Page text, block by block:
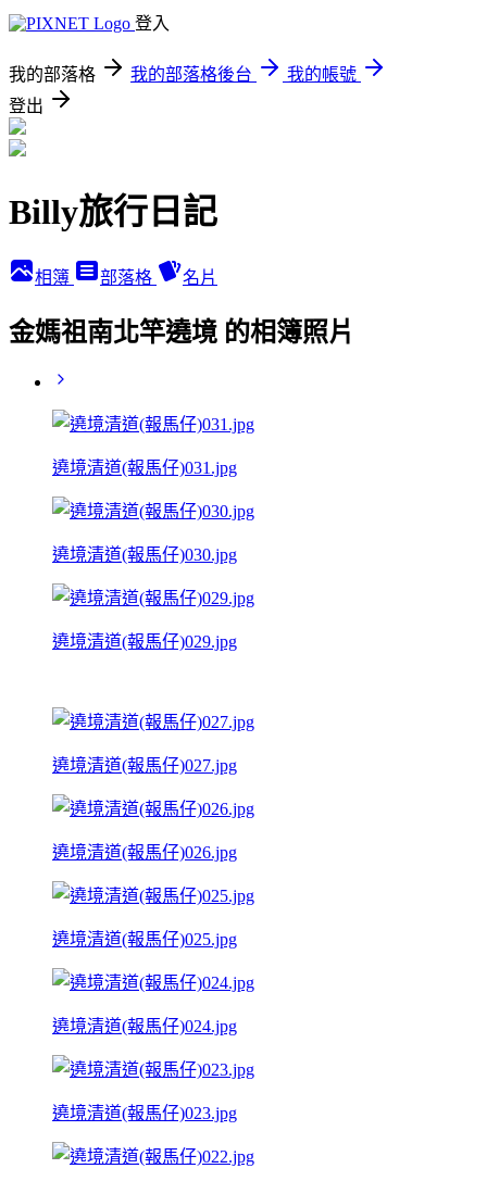
登入
我的部落格 我的部落格後台
我的帳號
登出
Billy旅行日記
相簿 部落格 名片
金媽祖南北竿遶境 的相簿照片
遶境清道(報馬仔)031.jpg
遶境清道(報馬仔)030.jpg
遶境清道(報馬仔)029.jpg
遶境清道(報馬仔)027.jpg
遶境清道(報馬仔)026.jpg
遶境清道(報馬仔)025.jpg
遶境清道(報馬仔)024.jpg
遶境清道(報馬仔)023.jpg